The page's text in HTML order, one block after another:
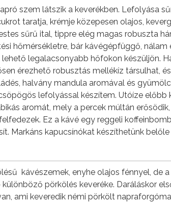
szem látszik a keverékben. Lefolyása
taratja, krémje közepesen olajos,
sűrű ital, tippre elég magas robuszta
hőmérsékletre, bár kávégépfüggő,
lehető legalacsonyabb hőfokon készüljön.
érezhető robusztás mellékíz társulhat,
halvány mandula aromával és
lefolyással készítem. Utóíze előbb
aromát, mely a percek múltán
Ez a kávé egy reggeli
Markáns kapucsínókat készíthetünk
kávészemek, enyhe olajos fénnyel, de
pörkölés keveréke. Daráláskor
ami keveredik némi pörkölt